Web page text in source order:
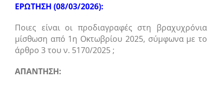
ΕΡΩΤΗΣΗ (08/03/2026):
Ποιες είναι οι προδιαγραφές στη βραχυχρόνια
μίσθωση από 1η Οκτωβρίου 2025, σύμφωνα με το
άρθρο 3 του ν. 5170/2025 ;
ΑΠΑΝΤΗΣΗ: